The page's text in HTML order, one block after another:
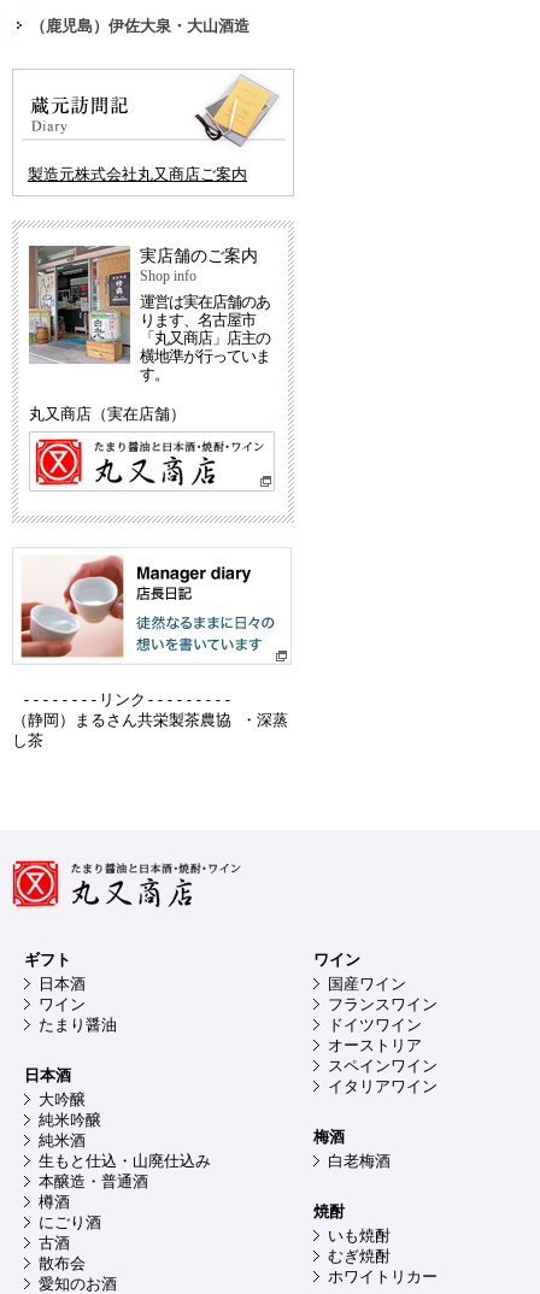
（鹿児島）伊佐大泉・大山酒造
製造元株式会社丸又商店ご案内
実店舗のご案内
Shop info
運営は実在店舗のあ
ります、名古屋市
「丸又商店」店主の
横地準が行っていま
す。
丸又商店（実在店舗）
--------リンク---------
（静岡）
まるさん共栄製茶農協 ・深蒸
し茶
ギフト
日本酒
ワイン
たまり醤油
日本酒
大吟醸
純米吟醸
純米酒
生もと仕込・山廃仕込み
本醸造・普通酒
樽酒
にごり酒
古酒
散布会
愛知のお酒
ワイン
国産ワイン
フランスワイン
ドイツワイン
オーストリア
スペインワイン
イタリアワイン
梅酒
白老梅酒
焼酎
いも焼酎
むぎ焼酎
ホワイトリカー